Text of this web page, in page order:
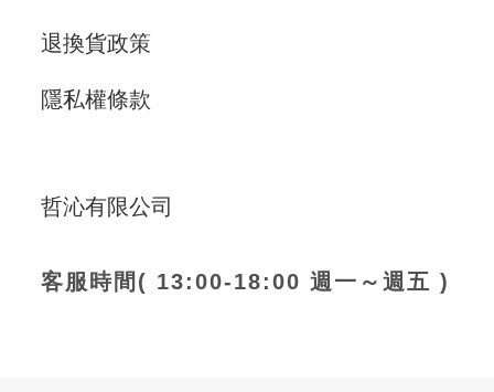
退換貨政策
隱私權條款
哲沁有限公司
客服時間( 13:00-18:00 週一～週五 )